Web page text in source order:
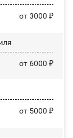
от 3000 ₽
от 6000 ₽
от 5000 ₽